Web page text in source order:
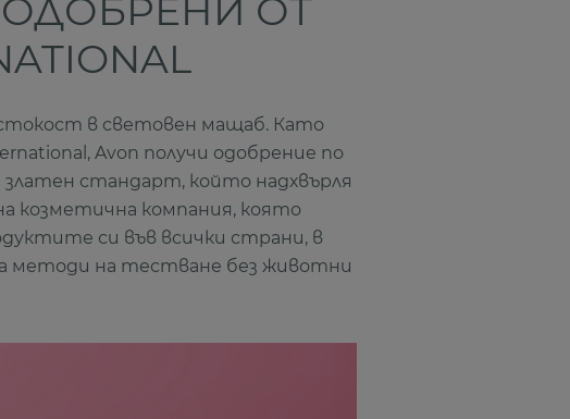
ОДОБРЕНИ ОТ
в световен мащаб. Като
Avon получи одобрение по
стандарт, който надхвърля
козметична компания, която
си във всички страни, в
методи на тестване без животни